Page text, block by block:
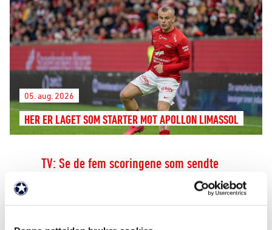
05. aug. 2026
HER ER LAGET SOM STARTER MOT APOLLON LIMASSOL
TV: Se de fem scoringene som sendte